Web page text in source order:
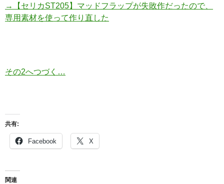
→【セリカST205】マッドフラップが失敗作だったので、
専用素材を使って作り直した
その2へつづく…
共有:
Facebook X
関連